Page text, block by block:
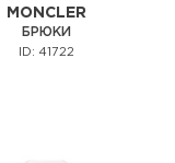
MONCLER
БРЮКИ
ID: 41722